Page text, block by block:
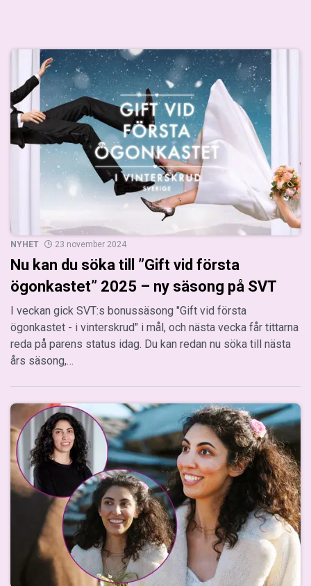
NYHET 23 november 2024
Nu kan du söka till ”Gift vid första
ögonkastet” 2025 – ny säsong på SVT
I veckan gick SVT:s bonussäsong "Gift vid första
ögonkastet - i vinterskrud" i mål, och nästa vecka får tittarna
reda på parens status idag. Du kan redan nu söka till nästa
års säsong,…